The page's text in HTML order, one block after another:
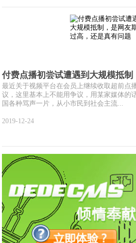
付费点播初尝试遭遇到大规模抵
最近关于视频平台在会员上继续收取超前点
议，这里基本上不能用争议，用某家媒体的
国各种骂声一片，从小市民到社会主流...
2019-12-24